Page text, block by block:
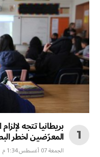
بريطانيا تتجه
المعرّضين لخطر
الجمعة 07 أغسطس 1:34 م